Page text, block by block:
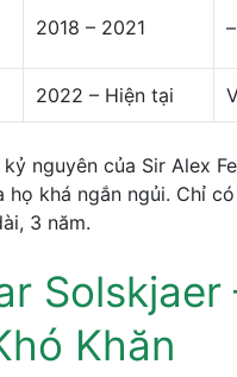
2018 – 2021 –
2022 – Hiện tại
nguyên của Sir Alex
họ khá ngắn ngủi. Chỉ
3 năm.
Khăn